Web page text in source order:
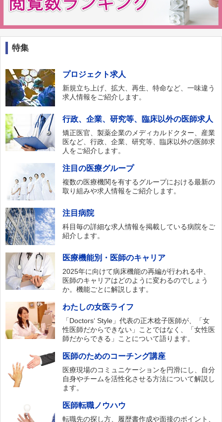
特集
プロジェクト求人
新規立ち上げ、拡大、再生、特命など、一味違う
求人情報をご紹介します。
行政、企業、研究等、臨床以外の医師求人
矯正医官、製薬企業のメディカルドクター、産業
医など、行政、企業、研究等、臨床以外の医師求
人をご紹介します。
注目の医療グループ
複数の医療機関を有するグループにおける最新の
取り組みや求人情報をご紹介します。
注目病院
科目毎の詳細な求人情報を掲載している病院をご
紹介します。
医療機能別・医師のキャリア
2025年に向けて病床機能の再編が行われる中、
医師のキャリアはどのように変わるのでしょう
か。機能ごとに解説します。
わたしの女医ライフ
「Doctors‘ Style」代表の正木稔子医師が、「女
性医師だからできない」ことではなく、「女性医
師だからできる」ことについて語ります。
医師のためのコーチング講座
医療現場のコミュニケーションを円滑にし、自分
自身やチームを活性化させる方法について解説し
ます。
医師転職ノウハウ
転職先の探し方、履歴書作成や面接のポイント、